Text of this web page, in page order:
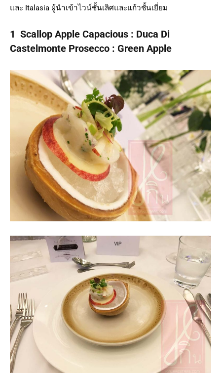
และ Italasia ผู้นำเข้าไวน์ชั้นเลิศและแก้วชั้นเยี่ยม
1 Sca lop Apple Capacious : Duca Di
Castelmonte Prosecco : Green Apple